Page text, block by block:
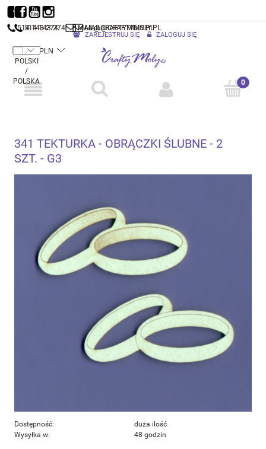
514 143 274 MAIL@CRAFTYMOLY.PL
ZAREJESTRUJ SIĘ ZALOGUJ SIĘ
514 143 274 MAIL@CRAFTYMOLY.PL
341 TEKTURKA - OBRĄCZKI ŚLUBNE - 2
SZT. - G3
Dostępność:
duża ilość
Wysyłka w:
48 godzin